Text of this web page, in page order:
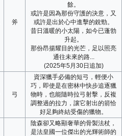
斧
餘。
或許是因為那份守護的決意，又
或許是出於心中進擊的銳勁。
昔日溫暖的小太陽，如今已蓬勃
升起。
那份昂揚耀目的光芒，足以照亮
通往未來的路...
(2025年5月30日追加)
弓
資深獵手必備的短弓，輕便小
巧，即使是在密林中快步追逐獵
物時，也能隨時拉弓射擊，反複
調整過的拉力，讓它射出的箭恰
好足夠終結受傷的獵物。
陰森卻又略顯奢華的骨製法杖，
是法皇國一位傑出的光輝術師的